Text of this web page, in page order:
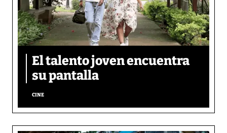
El talento joven encuentra
su pantalla​
CINE